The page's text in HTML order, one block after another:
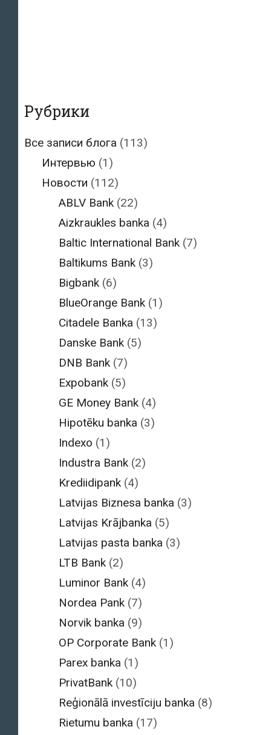
Рубрики
Все записи блога (113)
Интервью (1)
Новости (112)
ABLV Bank (22)
Aizkraukles banka (4)
Baltic International Bank (7)
Baltikums Bank (3)
Bigbank (6)
BlueOrange Bank (1)
Citadele Banka (13)
Danske Bank (5)
DNB Bank (7)
Expobank (5)
GE Money Bank (4)
Hipotēku banka (3)
Indexo (1)
Industra Bank (2)
Krediidipank (4)
Latvijas Biznesa banka (3)
Latvijas Krājbanka (5)
Latvijas pasta banka (3)
LTB Bank (2)
Luminor Bank (4)
Nordea Pank (7)
Norvik banka (9)
OP Corporate Bank (1)
Parex banka (1)
PrivatBank (10)
Reģionālā investīciju banka (8)
Rietumu banka (17)